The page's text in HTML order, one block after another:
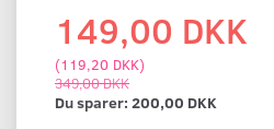
149,00 DKK
(119,20 DKK)
349,00 DKK
Du sparer: 200,00 DKK